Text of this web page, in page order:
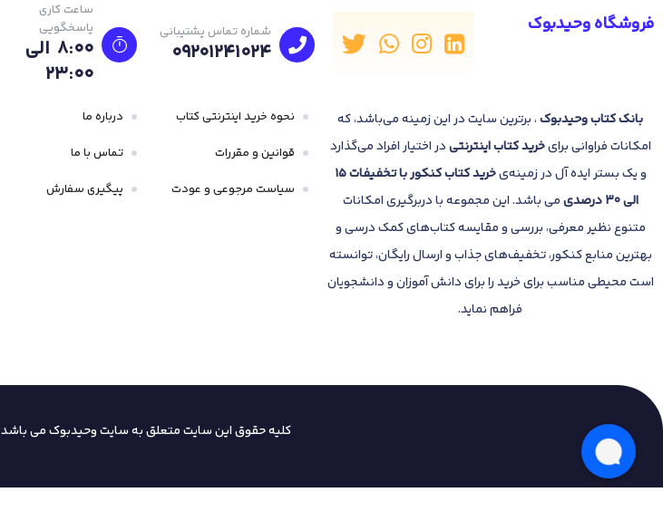
فروشگاه وحیدبوک شماره تماس پشتیبانی
09201241024
ساعت کاری
پاسخگویی
8:00 الی
23:۰۰
بانککتاب وحیدبوک، برترین سایت در این زمینه می‌باشد، که
امکانات فراوانی برایخرید کتاباینترنتیدر اختیار افراد می‌گذارد
و یک بستر ایده آل در زمینه‌ی
خرید کتاب کنکور با تخفیفات 15
الی 30 درصدی
می باشد. این مجموعه با دربرگیری امکانات
متنوع نظیر معرفی، بررسی و مقایسه کتاب‌های کمک درسی و
بهترین منابع کنکور، تخفیف‌های جذاب و ارسال رایگان، توانسته
است محیطی مناسب برای خرید را برای دانش آموزان و دانشجویان
فراهم نماید.
نحوه خرید اینترنتی کتاب
قوانین و مقررات
سیاست مرجوعی و عودت
درباره ما
تماس با ما
پیگیری سفارش
کلیه حقوق این سایت متعلق به سایت وحیدبوکمی باشد